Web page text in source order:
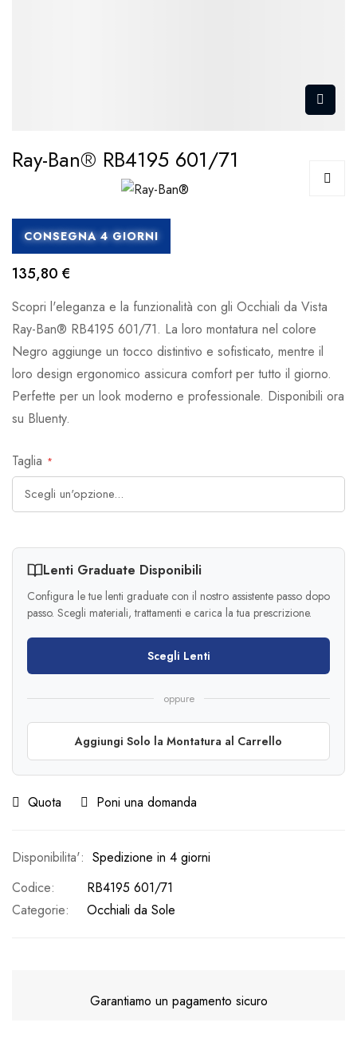
Ray-Ban® RB4195 601/71
CONSEGNA 4 GIORNI
135,80 €
Scopri l'eleganza e la funzionalità con gli Occhiali da Vista
Ray-Ban® RB4195 601/71. La loro montatura nel colore
Negro aggiunge un tocco distintivo e sofisticato, mentre il
loro design ergonomico assicura comfort per tutto il giorno.
Perfette per un look moderno e professionale. Disponibili ora
su Bluenty.
Taglia
Lenti Graduate Disponibili
Configura le tue lenti graduate con il nostro assistente passo dopo
passo. Scegli materiali, trattamenti e carica la tua prescrizione.
Scegli Lenti
oppure
Aggiungi Solo la Montatura al Carrello
Quota Poni una domanda
Spedizione in 4 giorni
Codice
RB4195 601/71
Categorie:
Occhiali da Sole
Garantiamo un pagamento sicuro